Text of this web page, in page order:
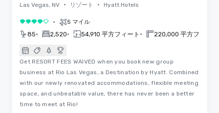
Las Vegas, NV • リゾート • Hyatt Hotels
5 中の 4 • 5 マイル
85• 2,520• 54,910 平方フィート • 220,000 平方フィート
Get RESORT FEES WAIVED when you book new group
business at Rio Las Vegas, a Destination by Hyatt. Combined
with our newly renovated accommodations, flexible meeting
space, and unbeatable value, there has never been a better
time to meet at Rio!